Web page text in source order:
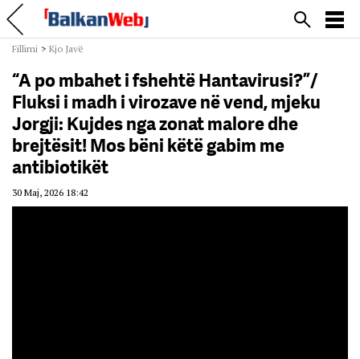
Fillimi > Kjo Javë
“A po mbahet i fshehtë Hantavirusi?”/
Fluksi i madh i virozave në vend, mjeku
Jorgji: Kujdes nga zonat malore dhe
brejtësit! Mos bëni këtë gabim me
antibiotikët
30 Maj, 2026 18:42